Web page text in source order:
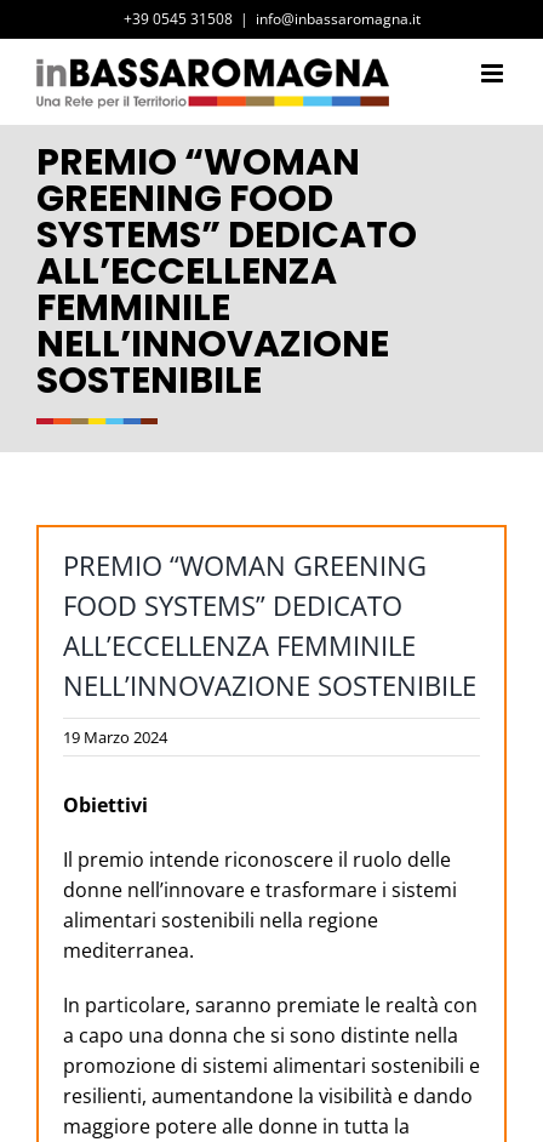
al
contenuto
+39 0545 31508 | info@inbassaromagna.it
PREMIO “WOMAN
GREENING FOOD
SYSTEMS” DEDICATO
ALL’ECCELLENZA
FEMMINILE
NELL’INNOVAZIONE
SOSTENIBILE
PREMIO “WOMAN GREENING
FOOD SYSTEMS” DEDICATO
ALL’ECCELLENZA FEMMINILE
NELL’INNOVAZIONE SOSTENIBILE
19 Marzo 2024
Obiettivi
Il premio intende riconoscere il ruolo delle
donne nell’innovare e trasformare i sistemi
alimentari sostenibili nella regione
mediterranea.
In particolare, saranno premiate le realtà con
a capo una donna che si sono distinte nella
promozione di sistemi alimentari sostenibili e
resilienti, aumentandone la visibilità e dando
maggiore potere alle donne in tutta la